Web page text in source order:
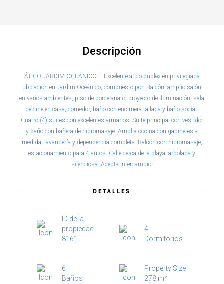
Descripción
ÁTICO JARDIM OCEÂNICO – Excelente ático dúplex en privilegiada
ubicación en Jardim Oceânico, compuesto por: Balcón, amplio salón
en varios ambientes, piso de porcelanato, proyecto de iluminación, sala
de cine en casa, comedor, baño con encimera tallada y baño social.
Cuatro (4) suites con excelentes armarios. Suite principal con vestidor
y baño con bañera de hidromasaje. Amplia cocina con gabinetes a
medida, lavandería y dependencia completa. Balcón con hidromasaje,
estacionamiento para 4 autos. Calle cerca de la playa, arbolada y
silenciosa. Acepta intercambio!
DETALLES
ID de la
propiedad
8161
4
Dormitorios
6
Baños
Property Size
278 m²